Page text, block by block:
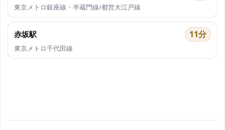
東京メトロ銀座線・半蔵門線/都営大江戸線
赤坂駅 11分
東京メトロ千代田線